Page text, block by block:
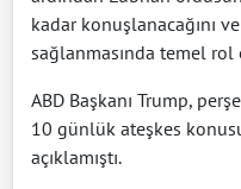
kadar konuşlanacağını
sağlanmasında temel rol
ABD Başkanı Trump,
10 günlük ateşkes
açıklamıştı.